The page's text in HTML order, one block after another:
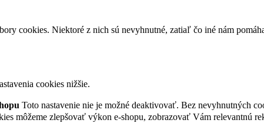
cookies. Niektoré z nich sú nevyhnutné, zatiaľ čo iné nám
cookies nižšie.
Toto nastavenie nie je možné deaktivovať. Bez nevyhnutných
môžeme zlepšovať výkon e-shopu, zobrazovať Vám relevantnú